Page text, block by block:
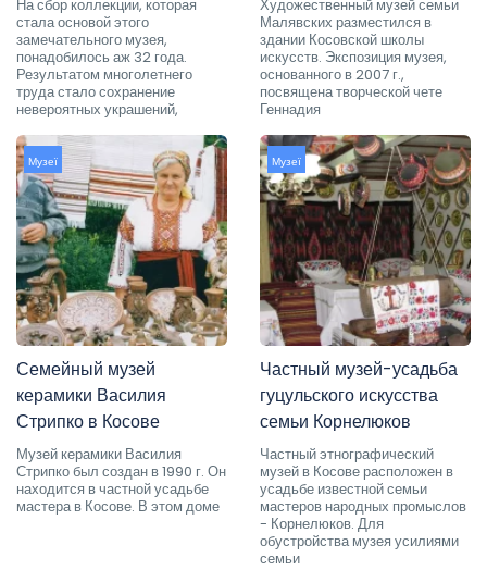
На сбор коллекции, которая
стала основой этого
замечательного музея,
понадобилось аж 32 года.
Результатом многолетнего
труда стало сохранение
невероятных украшений,
Художественный музей семьи
Малявских разместился в
здании Косовской школы
искусств. Экспозиция музея,
основанного в 2007 г.,
посвящена творческой чете
Геннадия
Музеї
Семейный музей
керамики Василия
Стрипко в Косове
Музей керамики Василия
Стрипко был создан в 1990 г. Он
находится в частной усадьбе
мастера в Косове. В этом доме
Музеї
Частный музей-усадьба
гуцульского искусства
семьи Корнелюков
Частный этнографический
музей в Косове расположен в
усадьбе известной семьи
мастеров народных промыслов
- Корнелюков. Для
обустройства музея усилиями
семьи